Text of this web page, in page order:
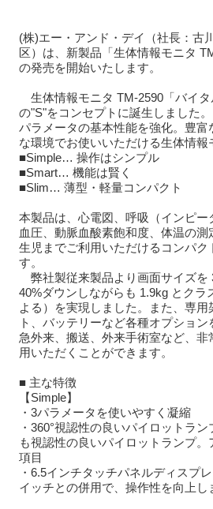
(株)エー・アンド・デイ（社長：古
区）は、新製品「生体情報モニタ
の発売を開始いたします。
生体情報モニタ TM-2590「バイ
の"S"をコンセプトに誕生しました。
パラメータの基本性能を強化。豊富
な環境でお使いいただける生体情報
■Simple… 操作はシンプル
■Smart… 機能は賢く
■Slim… 薄型・軽量コンパクト
本製品は、心電図、呼吸（インピー
血圧、動脈血酸素飽和度、体温の
生児までご利用いただけるコンパク
す。
弊社製従来製品より画面サイズを
40%ダウンしながらも 1.9kg とクラ
よる）を実現しました。また、専用
ト、バッテリーなど各種オプショ
急外来、搬送、外来手術室など、非
用いただくことができます。
■ 主な特徴
【Simple】
・3パラメータを使いやすく凝縮
・360°視認性の良いパイロットラ
も視認性の良いパイロットランプ
項目
・6.5インチタッチパネルディスプ
イッチとの併用で、操作性を向上し